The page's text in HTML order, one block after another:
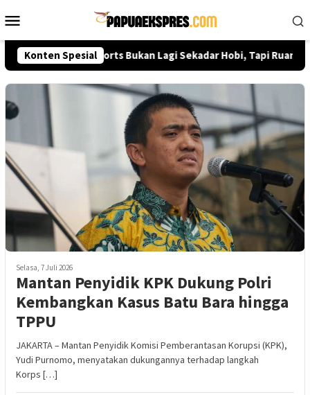
ke
Mobile
Konten Spesial
Prasetyo: E-Sports Bukan Lagi Sekadar Hobi, Tapi Ruang
Selasa, 7 Juli 2026
Mantan Penyidik KPK Dukung Polri
Kembangkan Kasus Batu Bara hingga
TPPU
JAKARTA – Mantan Penyidik Komisi Pemberantasan Korupsi (KPK),
Yudi Purnomo, menyatakan dukungannya terhadap langkah
Korps […]